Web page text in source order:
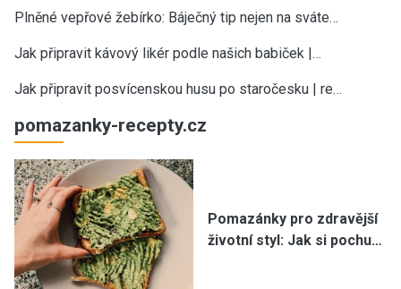
Plněné vepřové žebírko: Báječný tip nejen na sváte…
Jak připravit kávový likér podle našich babiček |…
Jak připravit posvícenskou husu po staročesku | re…
pomazanky-recepty.cz
Pomazánky pro zdravější
životní styl: Jak si pochu…